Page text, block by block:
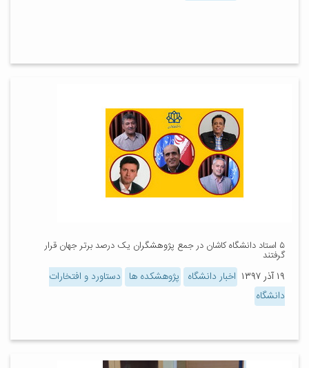
۵ استاد دانشگاه کاشان در جمع پژوهشگران یک درصد برتر جهان قرار
گرفتند
۱۹ آذر ۱۳۹۷ اخبار دانشگاه پژوهشکده ها دستاورد و افتخارات
دانشگاه